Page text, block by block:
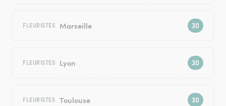
FLEURISTES Marseille
FLEURISTES Lyon
FLEURISTES Toulouse